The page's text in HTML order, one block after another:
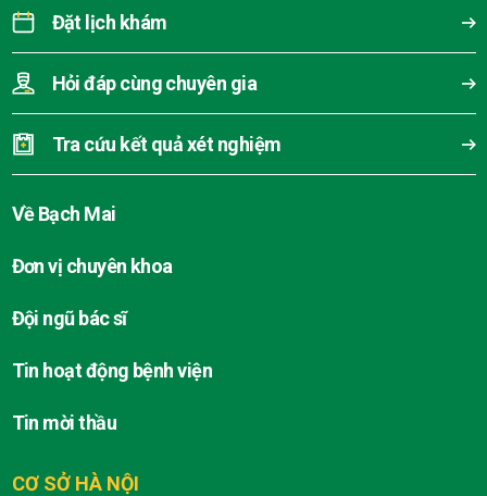
CƠ SỞ HÀ NỘI
Đặt lịch khám
Hỏi đáp cùng chuyên gia
Tra cứu kết quả xét nghiệm
Về Bạch Mai
Đơn vị chuyên khoa
Đội ngũ bác sĩ
Tin hoạt động bệnh viện
Tin mời thầu